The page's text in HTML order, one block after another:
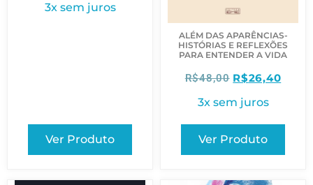
3x sem juros
Ver Produto
ALÉM DAS APARÊNCIAS-
HISTÓRIAS E REFLEXÕES
PARA ENTENDER A VIDA
R$48,00 R$26,40
3x sem juros
Ver Produto